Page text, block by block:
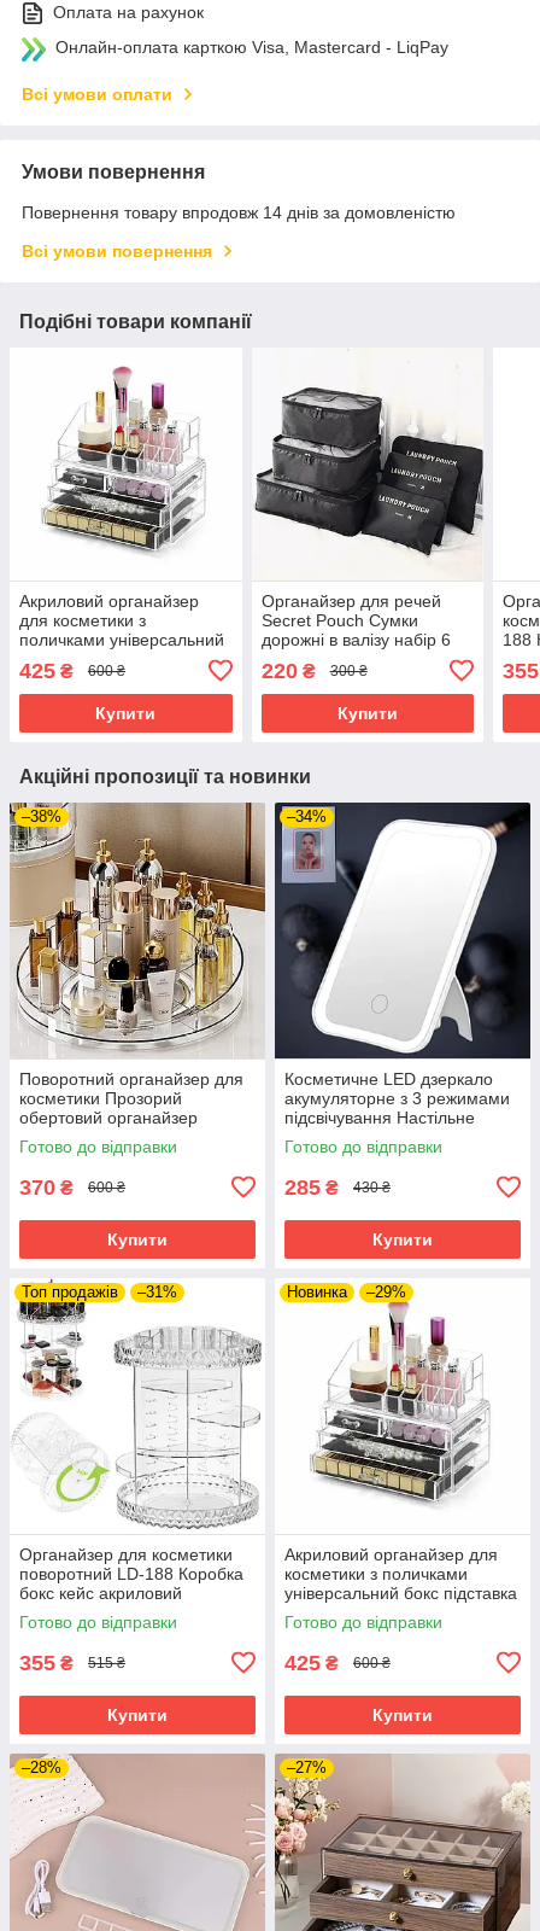
Оплата на рахунок
Онлайн-оплата карткою Visa, Mastercard - LiqPay
Всі умови оплати
Умови повернення
Повернення товару впродовж 14 днів за домовленістю
Всі умови повернення
Подібні товари компанії
Акриловий органайзер
для косметики з
поличками універсальний
бокс підставка для помад
Cosmetic Storage Box
425 ₴ 600 ₴
Купити
Органайзер для речей
Secret Pouch Сумки
дорожні в валізу набір 6
220₴ 300 ₴
Купити
188
355
Акційні пропозиції та новинки
–38%
Поворотний органайзер для
косметики Прозорий
обертовий органайзер
Настільна підставка для
косметики
Готово до відправки
370 ₴ 600 ₴
Купити
–34%
Косметичне LED дзеркало
акумуляторне з 3 режимами
підсвічування Настільне
сенсорне дзеркало для
макіяжу
Готово до відправки
285 ₴ 430 ₴
Купити
Топ продажів –31%
Органайзер для косметики
поворотний LD-188 Коробка
бокс кейс акриловий
Підставки і органайзери для
косметики
Готово до відправки
355 ₴ 515 ₴
Купити
Новинка –29%
Акриловий органайзер для
косметики з поличками
універсальний бокс підставка
для помад Cosmetic Storage
Box
Готово до відправки
425 ₴ 600 ₴
Купити
–28% –27%